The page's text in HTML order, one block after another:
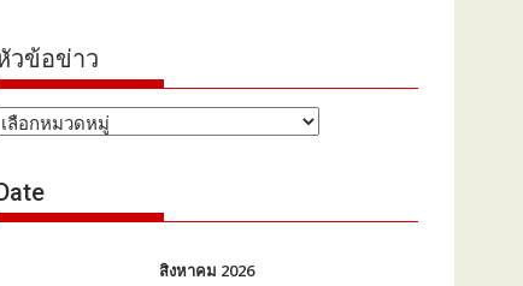
วข้อข่าว
หัวข้อ
สิงหาคม 2026